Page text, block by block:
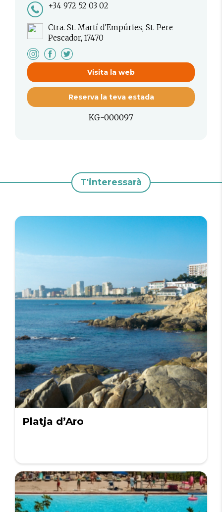
+34 972 52 03 02
Ctra. St. Martí d'Empúries, St. Pere
Pescador, 17470
Visita la web
Reserva la teva estada
KG-000097
T'interessarà
Platja d’Aro